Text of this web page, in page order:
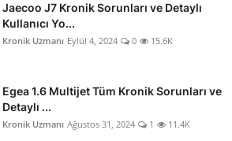
Jaecoo J7 Kronik Sorunları ve Detaylı
Kullanıcı Yo...
Kronik Uzmanı Eylül 4, 2024 0 15.6K
Egea 1.6 Multijet Tüm Kronik Sorunları ve
Detaylı ...
Kronik Uzmanı Ağustos 31, 2024 1 11.4K